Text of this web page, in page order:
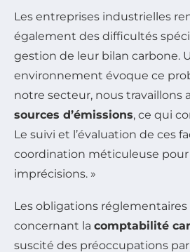
Les entreprises industrielles
également des difficultés
gestion de leur bilan carbone.
environnement évoque ce
notre secteur, nous travaillons
sources d’émissions, ce qui
Le suivi et l’évaluation de ces
coordination méticuleuse pour
imprécisions. »
Les obligations réglementaires
concernant la comptabilité
suscité des préoccupations